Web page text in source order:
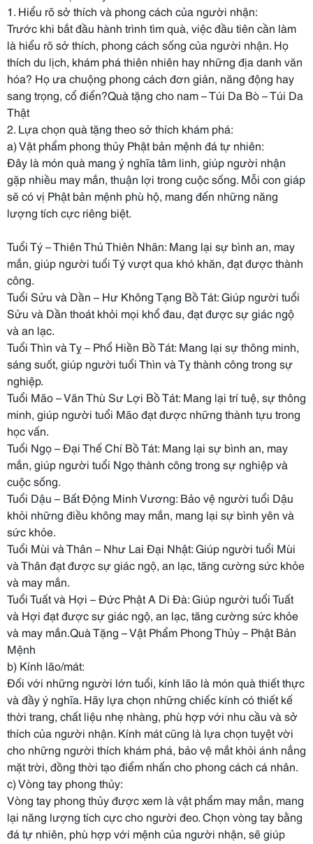
1. Hiểu rõ sở thích và phong cách của người nhận:
Trước khi bắt đầu hành trình tìm quà, việc đầu tiên cần làm
là hiểu rõ sở thích, phong cách sống của người nhận. Họ
thích du lịch, khám phá thiên nhiên hay những địa danh văn
hóa? Họ ưa chuộng phong cách đơn giản, năng động hay
sang trọng, cổ điển?Quà tặng cho nam – Túi Da Bò – Túi Da
Thật
2. Lựa chọn quà tặng theo sở thích khám phá:
a) Vật phẩm phong thủy Phật bản mệnh đá tự nhiên:
Đây là món quà mang ý nghĩa tâm linh, giúp người nhận
gặp nhiều may mắn, thuận lợi trong cuộc sống. Mỗi con giáp
sẽ có vị Phật bản mệnh phù hộ, mang đến những năng
lượng tích cực riêng biệt.
Tuổi Tý – Thiên Thủ Thiên Nhãn: Mang lại sự bình an, may
mắn, giúp người tuổi Tý vượt qua khó khăn, đạt được thành
công.
Tuổi Sửu và Dần – Hư Không Tạng Bồ Tát: Giúp người tuổi
Sửu và Dần thoát khỏi mọi khổ đau, đạt được sự giác ngộ
và an lạc.
Tuổi Thìn và Tỵ – Phổ Hiền Bồ Tát: Mang lại sự thông minh,
sáng suốt, giúp người tuổi Thìn và Tỵ thành công trong sự
nghiệp.
Tuổi Mão – Văn Thù Sư Lợi Bồ Tát: Mang lại trí tuệ, sự thông
minh, giúp người tuổi Mão đạt được những thành tựu trong
học vấn.
Tuổi Ngọ – Đại Thế Chí Bồ Tát: Mang lại sự bình an, may
mắn, giúp người tuổi Ngọ thành công trong sự nghiệp và
cuộc sống.
Tuổi Dậu – Bất Động Minh Vương: Bảo vệ người tuổi Dậu
khỏi những điều không may mắn, mang lại sự bình yên và
sức khỏe.
Tuổi Mùi và Thân – Như Lai Đại Nhật: Giúp người tuổi Mùi
và Thân đạt được sự giác ngộ, an lạc, tăng cường sức khỏe
và may mắn.
Tuổi Tuất và Hợi – Đức Phật A Di Đà: Giúp người tuổi Tuất
và Hợi đạt được sự giác ngộ, an lạc, tăng cường sức khỏe
và may mắn.Quà Tặng – Vật Phẩm Phong Thủy – Phật Bản
Mệnh
b) Kính lão/mát:
Đối với những người lớn tuổi, kính lão là món quà thiết thực
và đầy ý nghĩa. Hãy lựa chọn những chiếc kính có thiết kế
thời trang, chất liệu nhẹ nhàng, phù hợp với nhu cầu và sở
thích của người nhận. Kính mát cũng là lựa chọn tuyệt vời
cho những người thích khám phá, bảo vệ mắt khỏi ánh nắng
mặt trời, đồng thời tạo điểm nhấn cho phong cách cá nhân.
c) Vòng tay phong thủy:
Vòng tay phong thủy được xem là vật phẩm may mắn, mang
lại năng lượng tích cực cho người đeo. Chọn vòng tay bằng
đá tự nhiên, phù hợp với mệnh của người nhận, sẽ giúp